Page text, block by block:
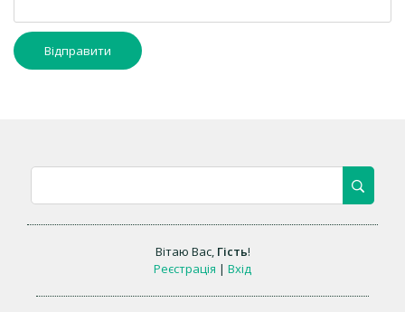
Відправити
Вітаю Вас, Гість!
Реєстрація | Вхід